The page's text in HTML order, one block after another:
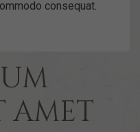
consequat.
AMET